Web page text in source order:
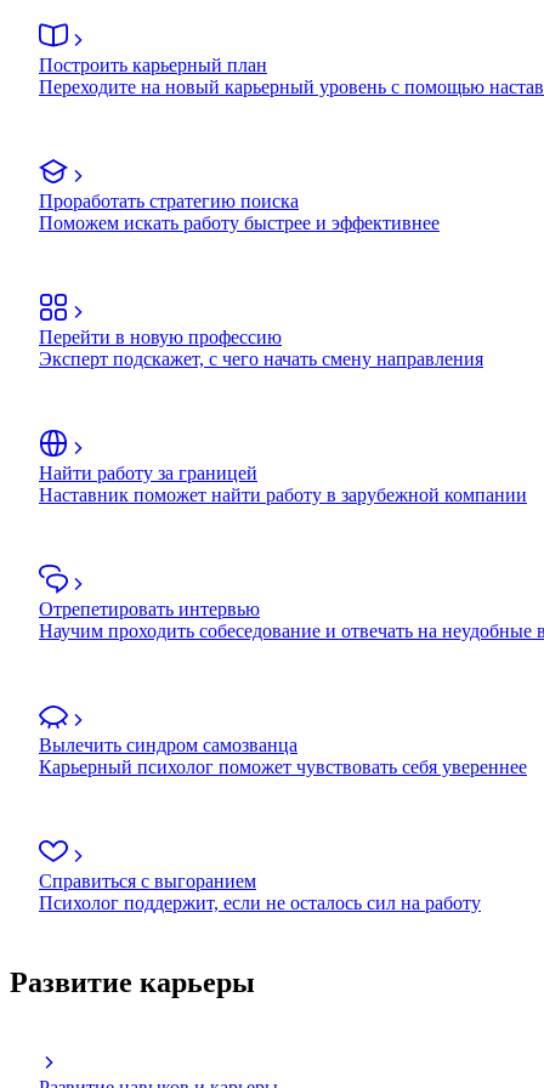
Построить карьерный план
Переходите на новый карьерный уровень с помощью
Проработать стратегию поиска
Поможем искать работу быстрее и эффективнее
Перейти в новую профессию
Эксперт подскажет, с чего начать смену направления
Найти работу за границей
Наставник поможет найти работу в зарубежной компании
Отрепетировать интервью
Научим проходить собеседование и отвечать на неудобные
Вылечить синдром самозванца
Карьерный психолог поможет чувствовать себя увереннее
Справиться с выгоранием
Психолог поддержит, если не осталось сил на работу
Развитие карьеры